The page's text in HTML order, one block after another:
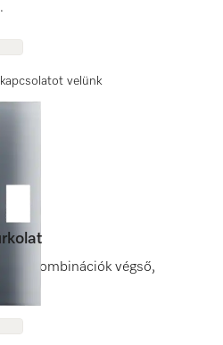
velünk
kombinációk végső,